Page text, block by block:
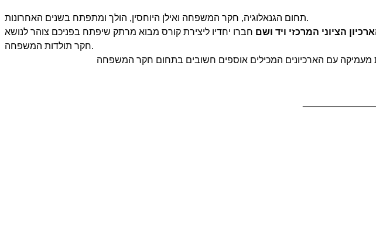
תחום הגנאלוגיה, חקר המשפחה ואילן היוחסין, הולך ומתפתח בשנים האחרונות.
הציוני המרכזי ויד ושם חברו יחדיו ליצירת קורס מבוא מרתק שיפתח בפניכם צוהר לנושא
חקר תולדות המשפחה.
מעמיקה עם הארכיונים המכילים